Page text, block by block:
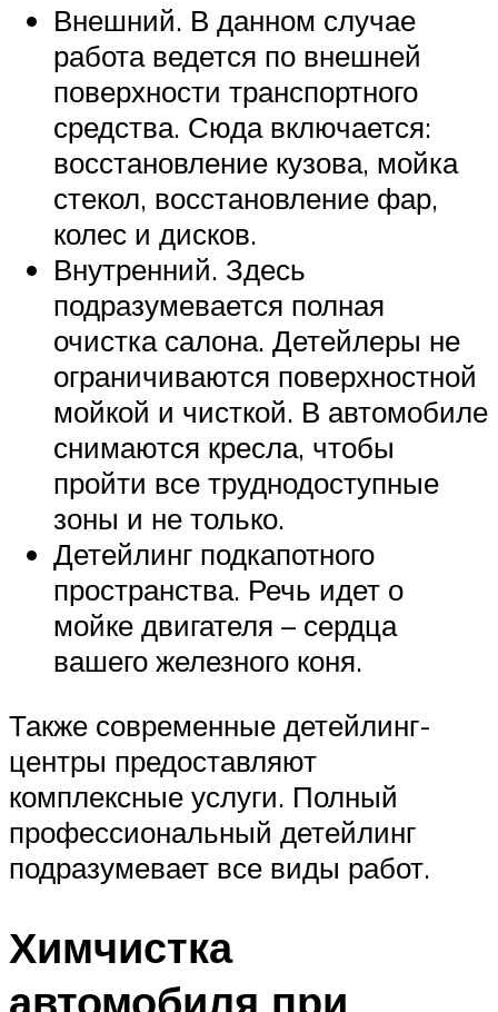
Внешний. В данном случае
работа ведется по внешней
поверхности транспортного
средства. Сюда включается:
восстановление кузова, мойка
стекол, восстановление фар,
колес и дисков.
Внутренний. Здесь
подразумевается полная
очистка салона. Детейлеры не
ограничиваются поверхностной
мойкой и чисткой. В автомобиле
снимаются кресла, чтобы
пройти все труднодоступные
зоны и не только.
Детейлинг подкапотного
пространства. Речь идет о
мойке двигателя – сердца
вашего железного коня.
Также современные детейлинг-
центры предоставляют
комплексные услуги. Полный
профессиональный детейлинг
подразумевает все виды работ.
Химчистка